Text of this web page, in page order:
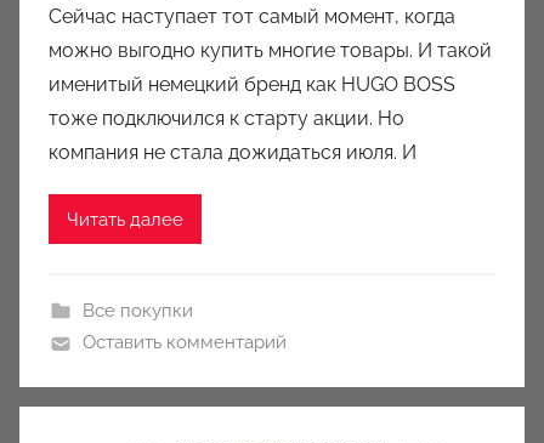
м
a
u
k
c
Сейчас наступает тот самый момент, когда
можно выгодно купить многие товары. И такой
именитый немецкий бренд как HUGO BOSS
тоже подключился к старту акции. Но
компания не стала дожидаться июля. И
Читать далее
Все покупки
Оставить комментарий